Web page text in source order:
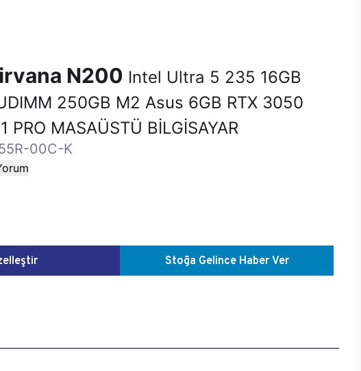
N200 Intel Ultra 5 235 16GB
250GB M2 Asus 6GB RTX 3050
PRO MASAÜSTÜ BİLGİSAYAR
00C-K
Stoğa Gelince Haber Ver